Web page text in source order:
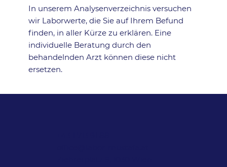
In unserem Analysen­verzeichnis versuchen
wir Laborwerte, die Sie auf Ihrem Befund
finden, in aller Kürze zu erklären. Eine
individuelle Beratung durch den
behandelnden Arzt können diese nicht
ersetzen.